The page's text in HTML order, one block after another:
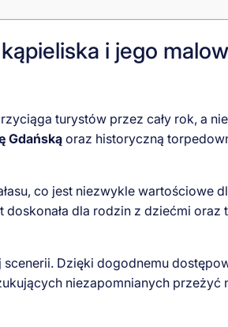
i jego
turystów przez cały rok, a
Gdańskąoraz historyczną
co jest niezwykle wartościowe
dla rodzin z dziećmi oraz
Dzięki dogodnemu
niezapomnianych przeżyć